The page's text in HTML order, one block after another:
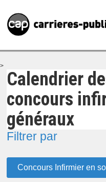
>
Calendrier
concours
généraux
Filtrer par
Concours Infirmier en